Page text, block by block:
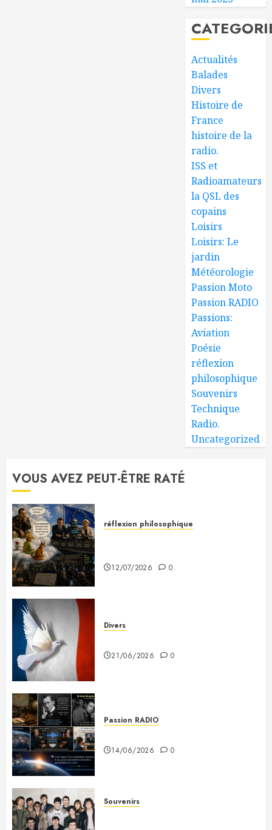
Actualités
Balades
Divers
Histoire de
France
histoire de la
radio.
ISS et
Radioamateurs
la QSL des
copains
Loisirs
Loisirs: Le
jardin
Météorologie
Passion Moto
Passion RADIO
Passions:
Aviation
Poésie
réflexion
philosophique
Souvenirs
Technique
Radio.
Uncategorized
VOUS AVEZ PEUT-ÊTRE RATÉ
réflexion philosophique
12/07/2026 0
Divers
21/06/2026 0
Passion RADIO
14/06/2026 0
Souvenirs